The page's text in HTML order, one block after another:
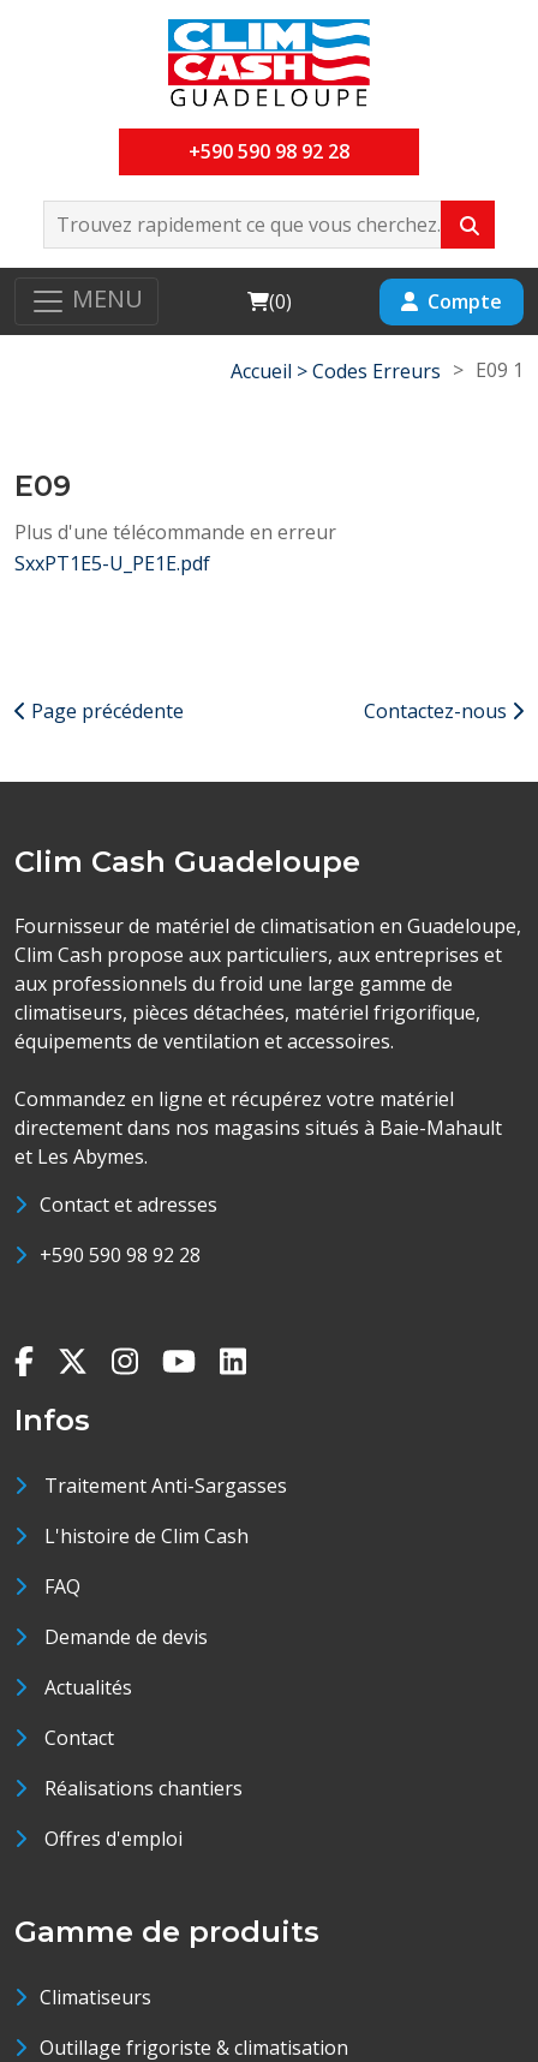
+590 590 98 92 28
MENU Cart
(0) Compte
Accueil >Codes Erreurs > E09 1
E09
Plus d'une télécommande en erreur
SxxPT1E5-U_PE1E.pdf
Page précédente Contactez-nous
Clim Cash Guadeloupe
Fournisseur de matériel de climatisation en Guadeloupe,
Clim Cash propose aux particuliers, aux entreprises et
aux professionnels du froid une large gamme de
climatiseurs, pièces détachées, matériel frigorifique,
équipements de ventilation et accessoires.
Commandez en ligne et récupérez votre matériel
directement dans nos magasins situés à Baie-Mahault
et Les Abymes.
Contact et adresses
+590 590 98 92 28
Infos
Traitement Anti-Sargasses
L'histoire de Clim Cash
FAQ
Demande de devis
Actualités
Contact
Réalisations chantiers
Offres d'emploi
Gamme de produits
Climatiseurs
Outillage frigoriste & climatisation